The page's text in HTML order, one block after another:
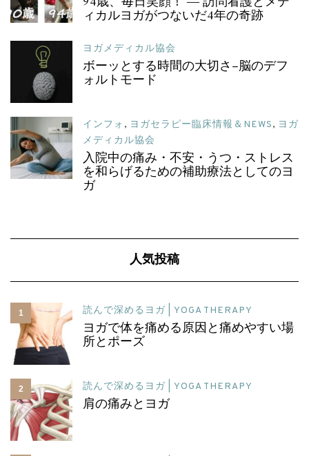
ィカルヨガがつないだ4年の奇跡
ヨガメディカル協会
ボーッとする時間の大切さ–脳のデフ
ォルトモード
インフォ , ヨガセラピー臨床情報＆NEWS, ヨガ
メディカル協会
入院中の痛み・不安・うつ・ストレス
を和らげるための補助療法としてのヨ
ガ
人気投稿
1 読んで深めるヨガ | YOGA THERAPY
ヨガで体を痛める原因と痛めやすい場
所とポーズ
2 読んで深めるヨガ | YOGA THERAPY
肩の痛みとヨガ